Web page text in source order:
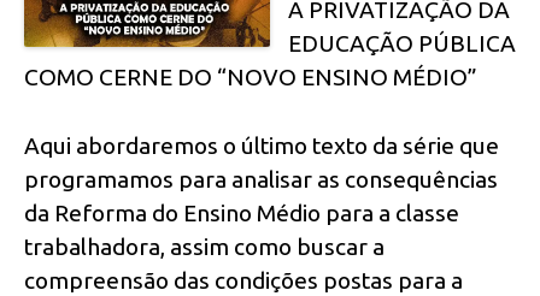
A PRIVATIZAÇÃO DA
EDUCAÇÃO PÚBLICA
COMO CERNE DO “NOVO ENSINO MÉDIO”
Aqui abordaremos o último texto da série que
programamos para analisar as consequências
da Reforma do Ensino Médio para a classe
trabalhadora, assim como buscar a
compreensão das condições postas para a